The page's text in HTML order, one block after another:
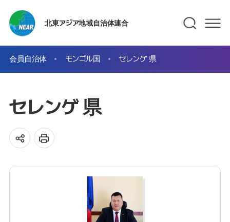
北東アジア地域自治体連合
会員自治体 モンゴル国 セレンゲ 県
セレンゲ 県